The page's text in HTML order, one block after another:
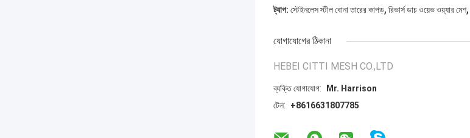
ট্যাগ: স্টেইনলেস স্টীল বোনা তারের কাপড়, রিভার্স ডাচ ওয়েভ ওয়্যার মেশ,
যোগাযোগের ঠিকানা
HEBEI CITTI MESH CO.,LTD
ব্যক্তি যোগাযোগ:
Mr. Harrison
টেল:
+8616631807785